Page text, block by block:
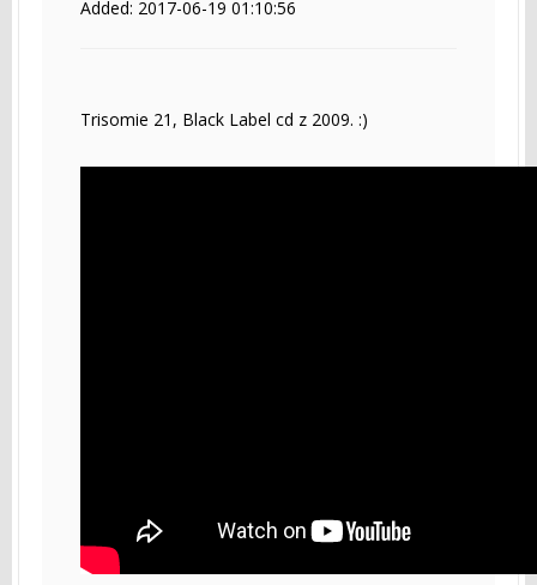
Added: 2017-06-19 01:10:56
Trisomie 21, Black Label cd z 2009. :)